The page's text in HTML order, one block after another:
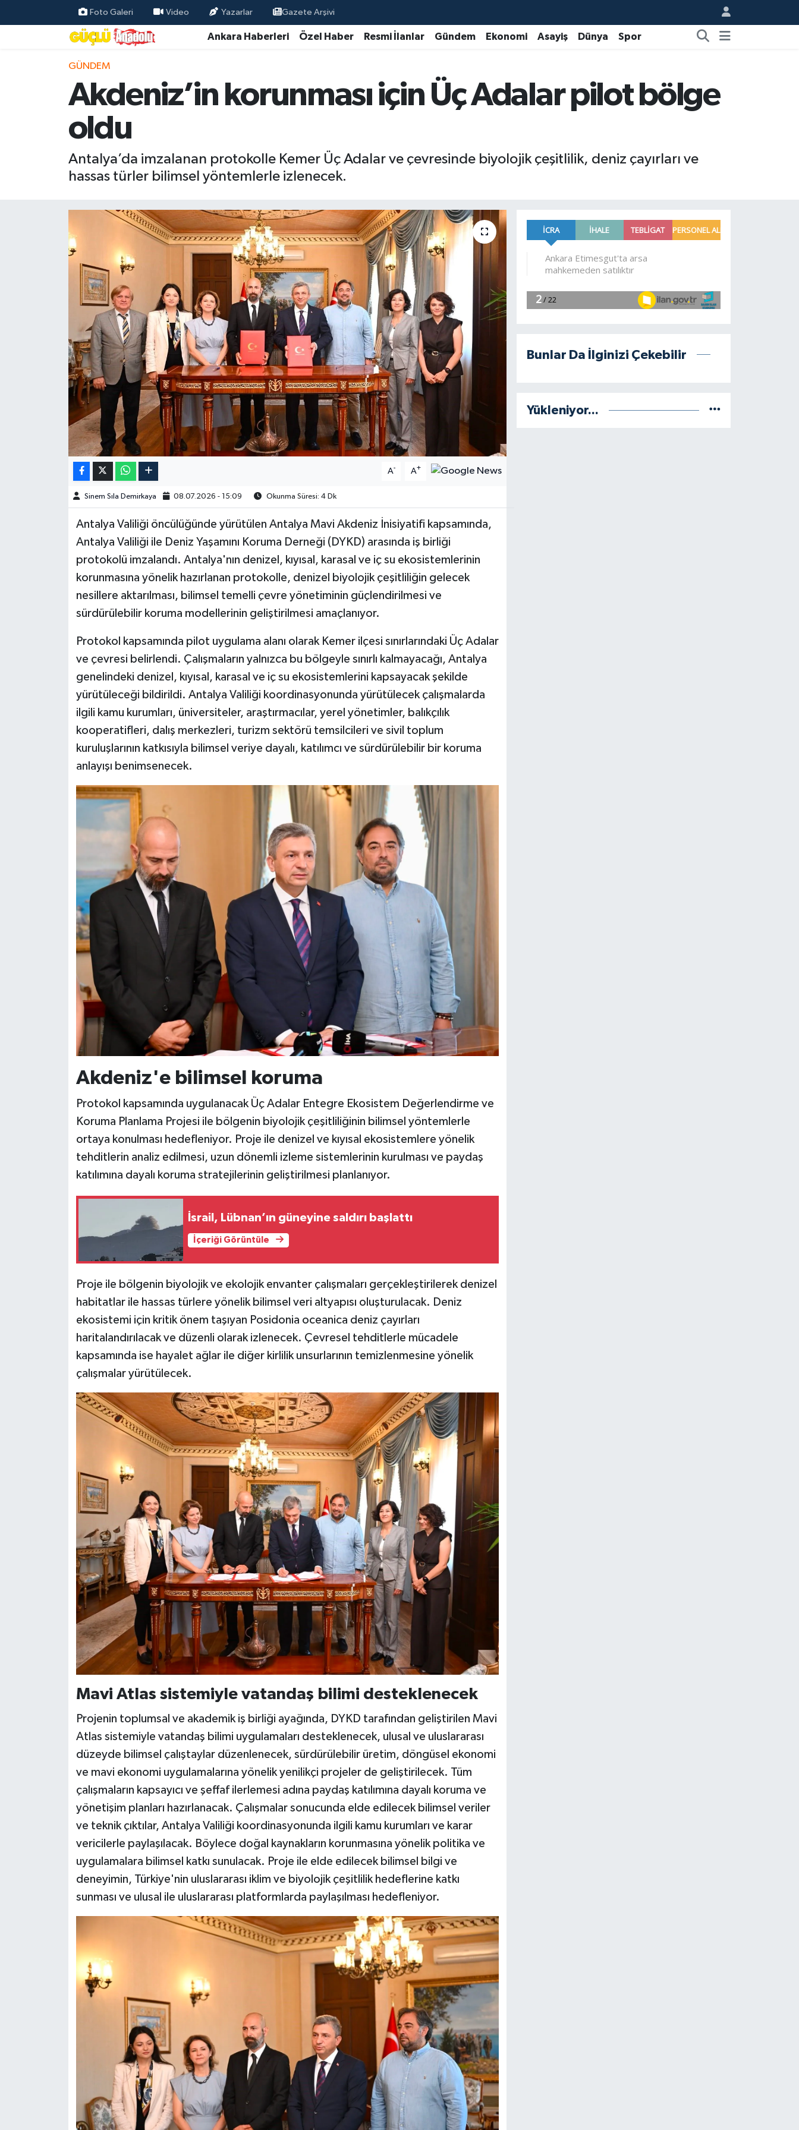
Foto Galeri Video Yazarlar Gazete Arşivi
Ankara Haberleri Özel Haber Resmi İlanlar Gündem Ekonomi Asayiş Dünya Spor
GÜNDEM
Akdeniz’in korunması için Üç Adalar pilot bölge
oldu
Antalya’da imzalanan protokolle Kemer Üç Adalar ve çevresinde biyolojik çeşitlilik, deniz çayırları ve
hassas türler bilimsel yöntemlerle izlenecek.
A- A+
Sinem Sıla Demirkaya 08.07.2026 - 15:09 Okunma Süresi: 4 Dk
Antalya Valiliği öncülüğünde yürütülen Antalya Mavi Akdeniz İnisiyatifi kapsamında,
Antalya Valiliği ile Deniz Yaşamını Koruma Derneği (DYKD) arasında iş birliği
protokolü imzalandı. Antalya'nın denizel, kıyısal, karasal ve iç su ekosistemlerinin
korunmasına yönelik hazırlanan protokolle, denizel biyolojik çeşitliliğin gelecek
nesillere aktarılması, bilimsel temelli çevre yönetiminin güçlendirilmesi ve
sürdürülebilir koruma modellerinin geliştirilmesi amaçlanıyor.
Protokol kapsamında pilot uygulama alanı olarak Kemer ilçesi sınırlarındaki Üç Adalar
ve çevresi belirlendi. Çalışmaların yalnızca bu bölgeyle sınırlı kalmayacağı, Antalya
genelindeki denizel, kıyısal, karasal ve iç su ekosistemlerini kapsayacak şekilde
yürütüleceği bildirildi. Antalya Valiliği koordinasyonunda yürütülecek çalışmalarda
ilgili kamu kurumları, üniversiteler, araştırmacılar, yerel yönetimler, balıkçılık
kooperatifleri, dalış merkezleri, turizm sektörü temsilcileri ve sivil toplum
kuruluşlarının katkısıyla bilimsel veriye dayalı, katılımcı ve sürdürülebilir bir koruma
anlayışı benimsenecek.
Akdeniz'e bilimsel koruma
Protokol kapsamında uygulanacak Üç Adalar Entegre Ekosistem Değerlendirme ve
Koruma Planlama Projesi ile bölgenin biyolojik çeşitliliğinin bilimsel yöntemlerle
ortaya konulması hedefleniyor. Proje ile denizel ve kıyısal ekosistemlere yönelik
tehditlerin analiz edilmesi, uzun dönemli izleme sistemlerinin kurulması ve paydaş
katılımına dayalı koruma stratejilerinin geliştirilmesi planlanıyor.
İsrail, Lübnan’ın güneyine saldırı başlattı
İçeriği Görüntüle
Proje ile bölgenin biyolojik ve ekolojik envanter çalışmaları gerçekleştirilerek denizel
habitatlar ile hassas türlere yönelik bilimsel veri altyapısı oluşturulacak. Deniz
ekosistemi için kritik önem taşıyan Posidonia oceanica deniz çayırları
haritalandırılacak ve düzenli olarak izlenecek. Çevresel tehditlerle mücadele
kapsamında ise hayalet ağlar ile diğer kirlilik unsurlarının temizlenmesine yönelik
çalışmalar yürütülecek.
Mavi Atlas sistemiyle vatandaş bilimi desteklenecek
Projenin toplumsal ve akademik iş birliği ayağında, DYKD tarafından geliştirilen Mavi
Atlas sistemiyle vatandaş bilimi uygulamaları desteklenecek, ulusal ve uluslararası
düzeyde bilimsel çalıştaylar düzenlenecek, sürdürülebilir üretim, döngüsel ekonomi
ve mavi ekonomi uygulamalarına yönelik yenilikçi projeler de geliştirilecek. Tüm
çalışmaların kapsayıcı ve şeffaf ilerlemesi adına paydaş katılımına dayalı koruma ve
yönetişim planları hazırlanacak. Çalışmalar sonucunda elde edilecek bilimsel veriler
ve teknik çıktılar, Antalya Valiliği koordinasyonunda ilgili kamu kurumları ve karar
vericilerle paylaşılacak. Böylece doğal kaynakların korunmasına yönelik politika ve
uygulamalara bilimsel katkı sunulacak. Proje ile elde edilecek bilimsel bilgi ve
deneyimin, Türkiye'nin uluslararası iklim ve biyolojik çeşitlilik hedeflerine katkı
sunması ve ulusal ile uluslararası platformlarda paylaşılması hedefleniyor.
Bunlar Da İlginizi Çekebilir
Yükleniyor...
Özel Haber
Resmi İlanlar
Ekonomi
Gündem
Magazin
Burç Yorumları
Hava Durumu
Kim kimdir?
Kültür Sanat